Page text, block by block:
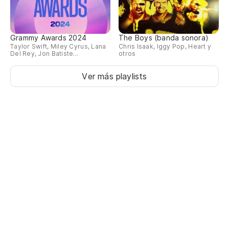
Grammy Awards 2024
Taylor Swift, Miley Cyrus, Lana
Del Rey, Jon Batiste...
The Boys (banda sonora)
Chris Isaak, Iggy Pop, Heart y
otros
Ver más playlists